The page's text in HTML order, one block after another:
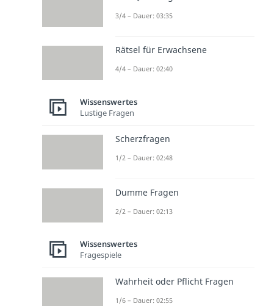
3/4 – Dauer: 03:35
Rätsel für Erwachsene
4/4 – Dauer: 02:40
Wissenswertes
Lustige Fragen
Scherzfragen
1/2 – Dauer: 02:48
Dumme Fragen
2/2 – Dauer: 02:13
Wissenswertes
Fragespiele
Wahrheit oder Pflicht Fragen
1/6 – Dauer: 02:55